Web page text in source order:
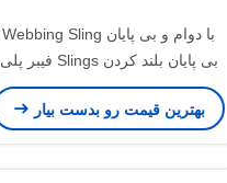
با دوام و بی پایان Webbing Sling
بی پایان بلند کردن Slings فیبر پلی
استر با قدرت بالا
بهترین قیمت رو بدست بیار